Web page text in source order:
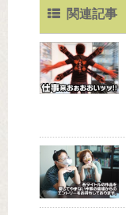
関連記事